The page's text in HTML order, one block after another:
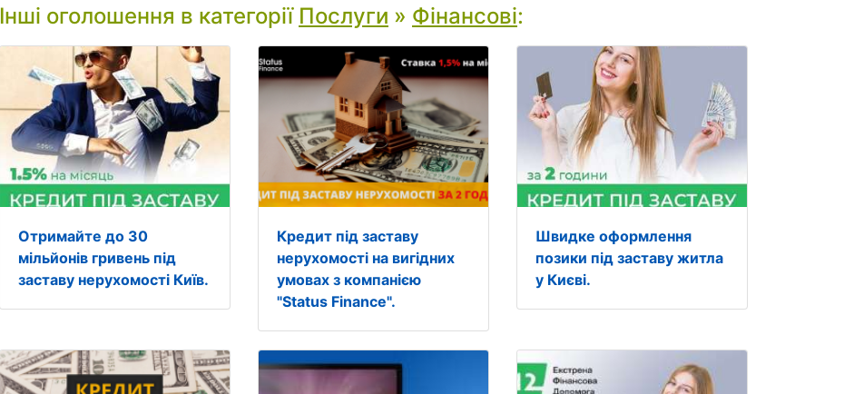
Інші оголошення в категорії Послуги » Фінансові:
Отримайте до 30
мільйонів гривень під
заставу нерухомості Київ.
Кредит під заставу
нерухомості на вигідних
умовах з компанією
"Status Finance".
Швидке оформлення
позики під заставу житла
у Києві.